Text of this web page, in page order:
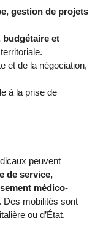
gestion de projets
budgétaire et
et de la négociation,
à la prise de
peuvent
de service,
médico-
. Des mobilités sont
ou d’État.